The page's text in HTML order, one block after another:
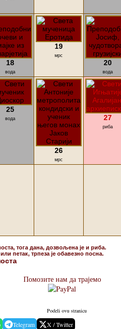
18
вода
19
мрс
20
вода
25
вода
26
мрс
27
риба
тога дана, дозвољена је и риба.
петак, трпеза је обавезно посна.
Помозите нам да трајемо
Podeli ovu stranicu
Telegram X / Twitter